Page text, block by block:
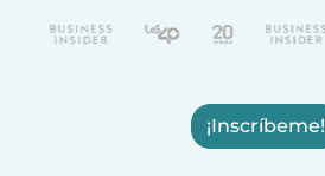
¡Inscríbeme!